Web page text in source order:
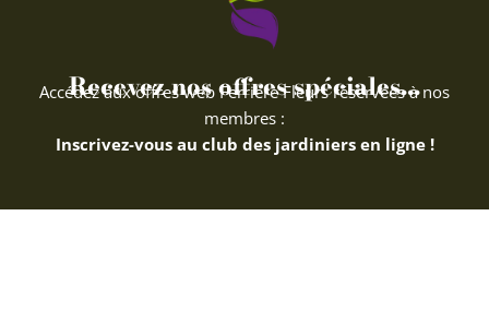
Recevez nos offres spéciales...
Accédez aux offres web Ferriere Fleurs réservées à nos
membres :
Inscrivez-vous au club des jardiniers en ligne !